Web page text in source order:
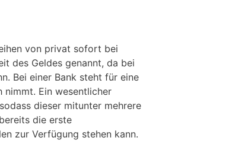
von privat sofort bei
des Geldes genannt, da bei
Bei einer Bank steht für eine
nimmt. Ein wesentlicher
dieser mitunter mehrere
die erste
zur Verfügung stehen kann.